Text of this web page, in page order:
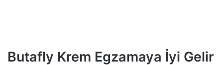
Butafly Krem Egzamaya İyi Gelir